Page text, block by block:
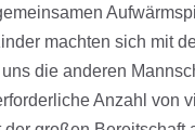
machten sich mit
die anderen
Anzahl von